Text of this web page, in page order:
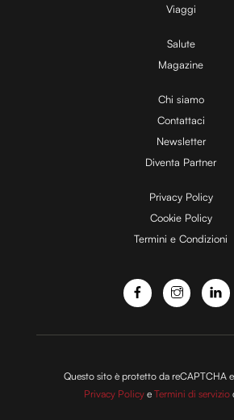
V
i
d
e
o
Viaggi
Salute
Magazine
Chi siamo
Contattaci
Newsletter
Diventa Partner
Privacy Policy
Cookie Policy
Termini e Condizioni
Questo sito è protetto da reCAPTCHA
Privacy Policy eTermini di servizio